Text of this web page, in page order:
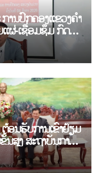
ການປົກຄອງແຂວງຄຳ
ຜ່-ເຊື່ອມຊຶມ ກົດ
ປະຕິວັດລາວ ສະໄໝ
ອນຮັບການເຂົ້າຢ້ຽມ
ນສູງ ສະຖາບັນການ
ລະ ສະຖາບັນບັນດິດ
ນາມ